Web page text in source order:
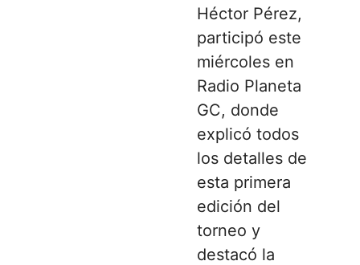
Héctor Pérez,
participó este
miércoles en
Radio Planeta
GC, donde
explicó todos
los detalles de
esta primera
edición del
torneo y
destacó la